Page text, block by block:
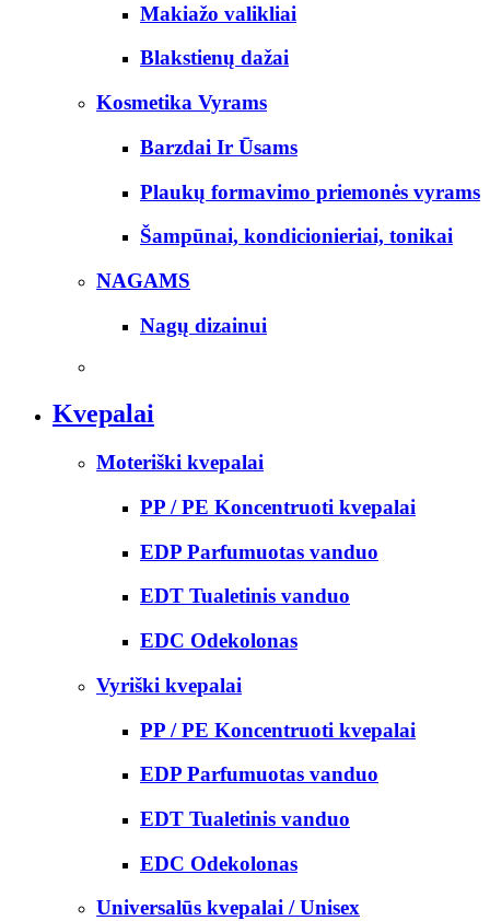
Makiažo valikliai
Blakstienų dažai
Kosmetika Vyrams
Barzdai Ir Ūsams
Plaukų formavimo priemonės vyrams
Šampūnai, kondicionieriai, tonikai
NAGAMS
Nagų dizainui
Kvepalai
Moteriški kvepalai
PP / PE Koncentruoti kvepalai
EDP Parfumuotas vanduo
EDT Tualetinis vanduo
EDC Odekolonas
Vyriški kvepalai
PP / PE Koncentruoti kvepalai
EDP Parfumuotas vanduo
EDT Tualetinis vanduo
EDC Odekolonas
Universalūs kvepalai / Unisex